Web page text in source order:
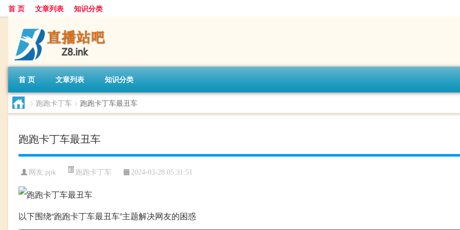
首 页 文章列表 知识分类
首 页 文章列表 知识分类
> 跑跑卡丁车 > 跑跑卡丁车最丑车
跑跑卡丁车最丑车
网友:ppk 跑跑卡丁车 2024-03-28 05:31:51
以下围绕“跑跑卡丁车最丑车”主题解决网友的困惑